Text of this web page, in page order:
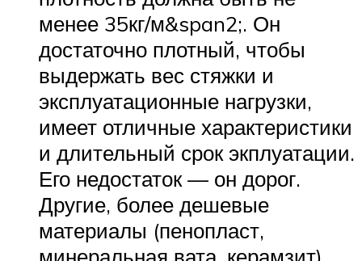
менее 35кг/м&span2;. Он
достаточно плотный, чтобы
выдержать вес стяжки и
эксплуатационные нагрузки,
имеет отличные характеристики
и длительный срок экплуатации.
Его недостаток — он дорог.
Другие, более дешевые
материалы (пенопласт,